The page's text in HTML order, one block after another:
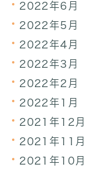
2022年6月
2022年5月
2022年4月
2022年3月
2022年2月
2022年1月
2021年12月
2021年11月
2021年10月